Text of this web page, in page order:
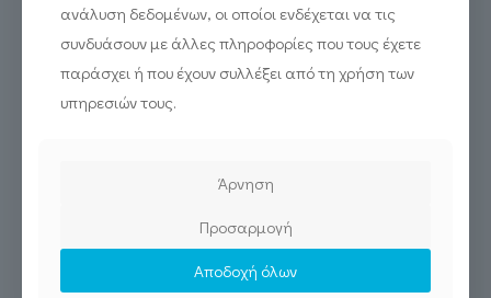
ανάλυση δεδομένων, οι οποίοι ενδέχεται να τις
συνδυάσουν με άλλες πληροφορίες που τους έχετε
παράσχει ή που έχουν συλλέξει από τη χρήση των
υπηρεσιών τους.
Άρνηση
Προσαρμογή
Αποδοχή όλων